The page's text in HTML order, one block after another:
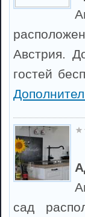
Австрия.
гостей
сад